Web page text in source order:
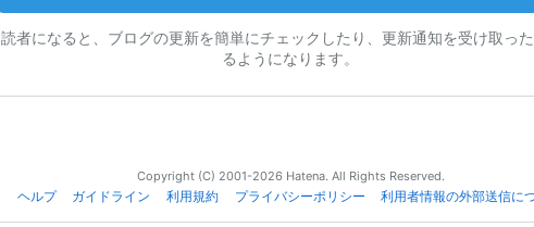
読者になると、ブログの更新を簡単にチェックしたり、更新通知を受け取っ
るようになります。
Copyright (C) 2001-2026 Hatena. All Rights Reserved.
ヘルプ
ガイドライン 利用規約 プライバシーポリシー 利用者情報の外部送信に